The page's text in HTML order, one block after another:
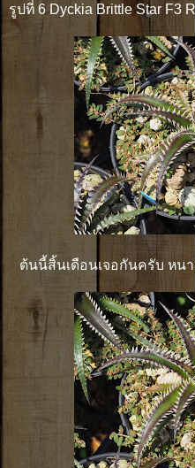
รูปที่ 6 Dyckia Brittle Star F3
ต้นนี้สิ้นเดือนเจอกันครับ หน